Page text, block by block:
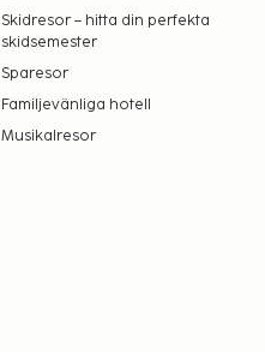
Skidresor – hitta din perfekta
skidsemester
Sparesor
Familjevänliga hotell
Musikalresor